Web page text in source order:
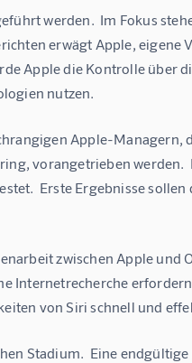
werden.  Im Fokus
erwägt Apple, eigene
Apple die Kontrolle über
nutzen.
Apple-Managern,
vorangetrieben werden.
Erste Ergebnisse
zwischen Apple und
Internetrecherche
von Siri schnell und
Stadium.  Eine